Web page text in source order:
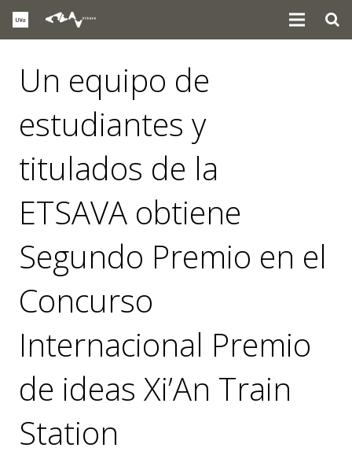
Un equipo de
estudiantes y
titulados de la
ETSAVA obtiene
Segundo Premio en el
Concurso
Internacional Premio
de ideas Xi’An Train
Station